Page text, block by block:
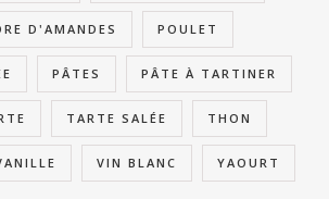
D'AMANDES POULET
PÂTES PÂTE À TARTINER
TARTE SALÉE THON
VIN BLANC YAOURT